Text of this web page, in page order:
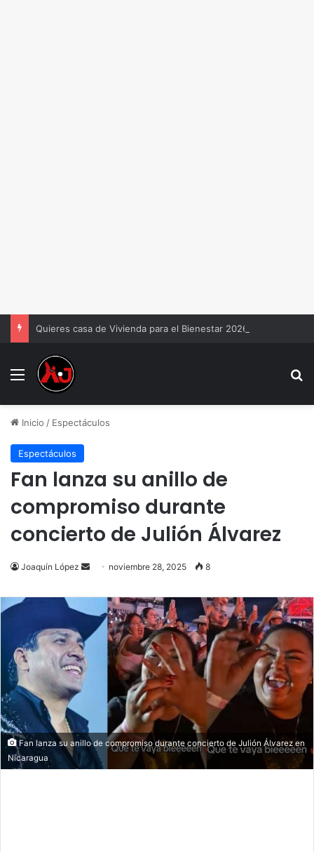
Quieres casa de Vivienda para el Bienestar 2026
Menu
Inicio / Espectáculos
Espectáculos
Fan lanza su anillo de
compromiso durante
concierto de Julión Álvarez
Joaquín López
Send
email
noviembre 28, 2025 8
Fan lanza su anillo de compromiso durante concierto de Julión Álvarez en
Nicaragua